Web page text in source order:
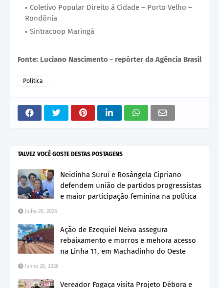
Coletivo Popular Direito à Cidade – Porto Velho –
Rondônia
Sintracoop Maringá
Fonte: Luciano Nascimento - repórter da Agência Brasil
Política
TALVEZ VOCÊ GOSTE DESTAS POSTAGENS
Neidinha Suruí e Rosângela Cipriano
defendem união de partidos progressistas
e maior participação feminina na política
Julho 20, 2026
Ação de Ezequiel Neiva assegura
rebaixamento e morros e mehora acesso
na Linha 11, em Machadinho do Oeste
Junho 28, 2026
Vereador Fogaça visita Projeto Débora e